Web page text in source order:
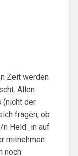
Zeit werden
Allen
(nicht der
fragen, ob
n Held_in auf
mitnehmen
noch